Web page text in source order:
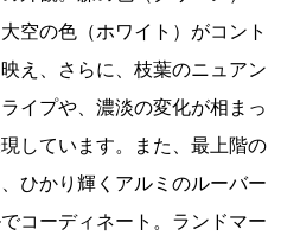
空の色（ホワイト）がコント
え、さらに、枝葉のニュアン
イプや、濃淡の変化が相まっ
しています。また、最上階の
ひかり輝くアルミのルーバー
コーディネート。ランドマー